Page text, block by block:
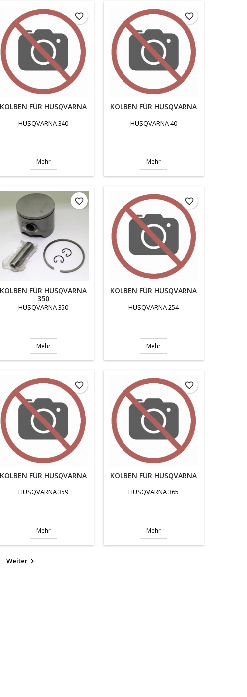
KOLBEN FÜR HUSQVARNA
HUSQVARNA 340
Mehr
favorite_border
KOLBEN FÜR HUSQVARNA
HUSQVARNA 40
Mehr
favorite_border
KOLBEN FÜR HUSQVARNA
350
HUSQVARNA 350
Mehr
favorite_border
KOLBEN FÜR HUSQVARNA
HUSQVARNA 254
Mehr
favorite_border
KOLBEN FÜR HUSQVARNA
HUSQVARNA 359
Mehr
favorite_border
KOLBEN FÜR HUSQVARNA
HUSQVARNA 365
Mehr
favorite_border
Weiter